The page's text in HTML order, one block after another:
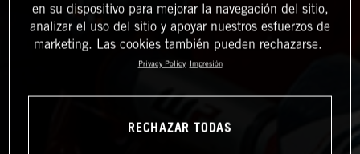
en su dispositivo para mejorar la navegación del sitio,
analizar el uso del sitio y apoyar nuestros esfuerzos de
marketing. Las cookies también pueden rechazarse.
Privacy Policy Impresión
RECHAZAR TODAS